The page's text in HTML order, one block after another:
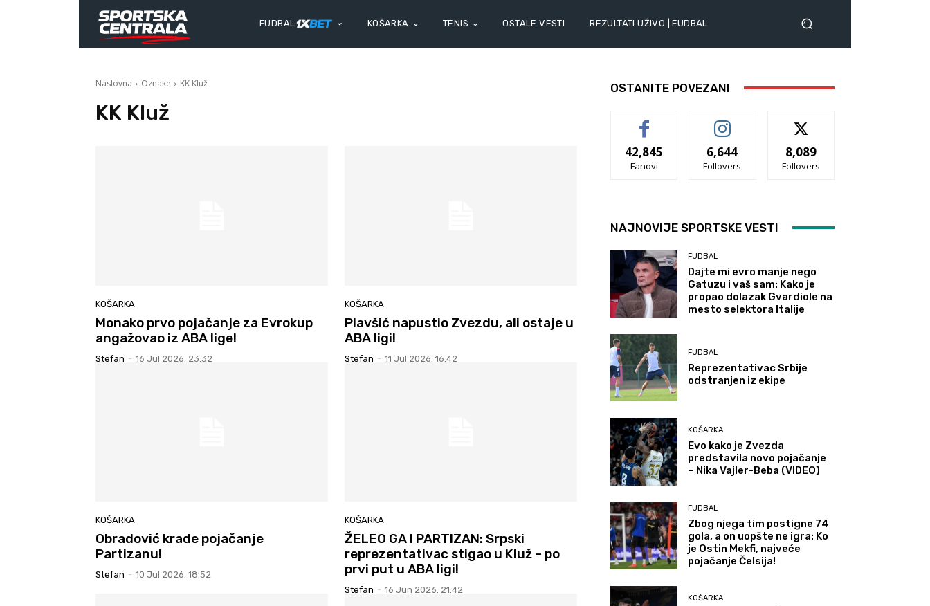
FUDBAL KOŠARKA TENIS OSTALE VESTI REZULTATI UŽIVO | FUDBAL
Naslovna Oznake KK Kluž
KK Kluž
KOŠARKA
Monako prvo pojačanje za Evrokup
angažovao iz ABA lige!
Stefan - 16 Jul 2026. 23:32
KOŠARKA
Plavšić napustio Zvezdu, ali ostaje u
ABA ligi!
Stefan - 11 Jul 2026. 16:42
KOŠARKA
Obradović krade pojačanje
Partizanu!
Stefan - 10 Jul 2026. 18:52
KOŠARKA
ŽELEO GA I PARTIZAN: Srpski
reprezentativac stigao u Kluž – po
prvi put u ABA ligi!
Stefan - 16 Jun 2026. 21:42
OSTANITE POVEZANI
42,845
Fanovi
6,644
Follovers
8,089
Follovers
NAJNOVIJE SPORTSKE VESTI
FUDBAL
Dajte mi evro manje nego
Gatuzu i vaš sam: Kako je
propao dolazak Gvardiole na
mesto selektora Italije
FUDBAL
Reprezentativac Srbije
odstranjen iz ekipe
KOŠARKA
Evo kako je Zvezda
predstavila novo pojačanje
– Nika Vajler-Beba (VIDEO)
FUDBAL
Zbog njega tim postigne 74
gola, a on uopšte ne igra: Ko
je Ostin Mekfi, najveće
pojačanje Čelsija!
KOŠARKA